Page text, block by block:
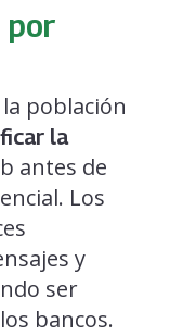
por
población
la
antes de
Los
y
ser
bancos.